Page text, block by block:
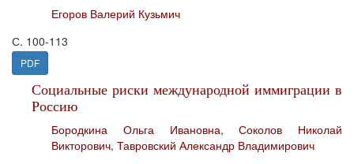
Егоров Валерий Кузьмич
С. 100-113
PDF
Социальные риски международной иммиграции в
Россию
Бородкина Ольга Ивановна,Соколов Николай
Викторович, Тавровский Александр Владимирович